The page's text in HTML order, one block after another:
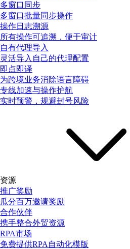
多窗口同步
多窗口批量同步操作
操作日志溯源
所有操作可追溯，便于审计
自有代理导入
灵活导入自己的代理配置
即点即译
为跨境业务消除语言障碍
专线加速与操作护航
实时预警，规避封号风险
资源
推广奖励
瓜分百万邀请奖励
合作伙伴
携手整合外贸资源
RPA市场
免费提供RPA自动化模版